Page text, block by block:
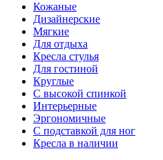
Кожаные
Дизайнерские
Мягкие
Для отдыха
Кресла стулья
Для гостиной
Круглые
С высокой спинкой
Интерьерные
Эргономичные
С подставкой для ног
Кресла в наличии